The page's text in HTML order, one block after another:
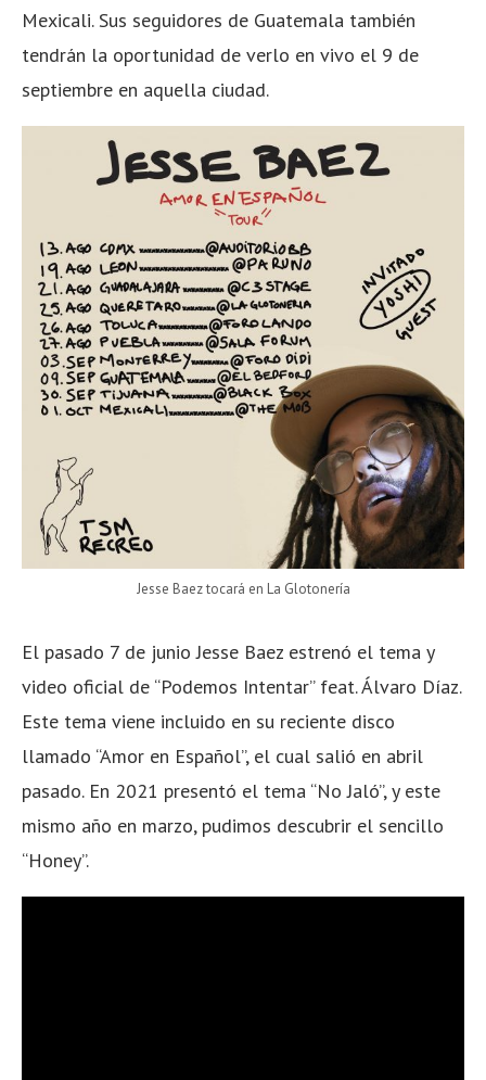
Mexicali. Sus seguidores de Guatemala también
tendrán la oportunidad de verlo en vivo el 9 de
septiembre en aquella ciudad.
Jesse Baez tocará en La Glotonería
El pasado 7 de junio Jesse Baez estrenó el tema y
video oficial de “Podemos Intentar” feat. Álvaro Díaz.
Este tema viene incluido en su reciente disco
llamado “Amor en Español”, el cual salió en abril
pasado. En 2021 presentó el tema “No Jaló”, y este
mismo año en marzo, pudimos descubrir el sencillo
“Honey”.